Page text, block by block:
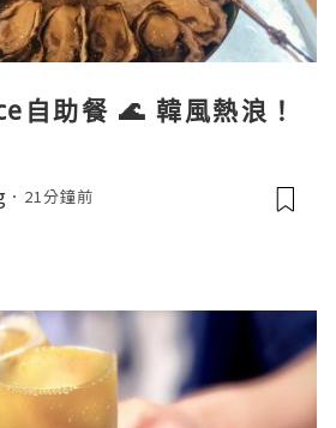
自助餐 🌊 韓風熱浪！
21分鐘前